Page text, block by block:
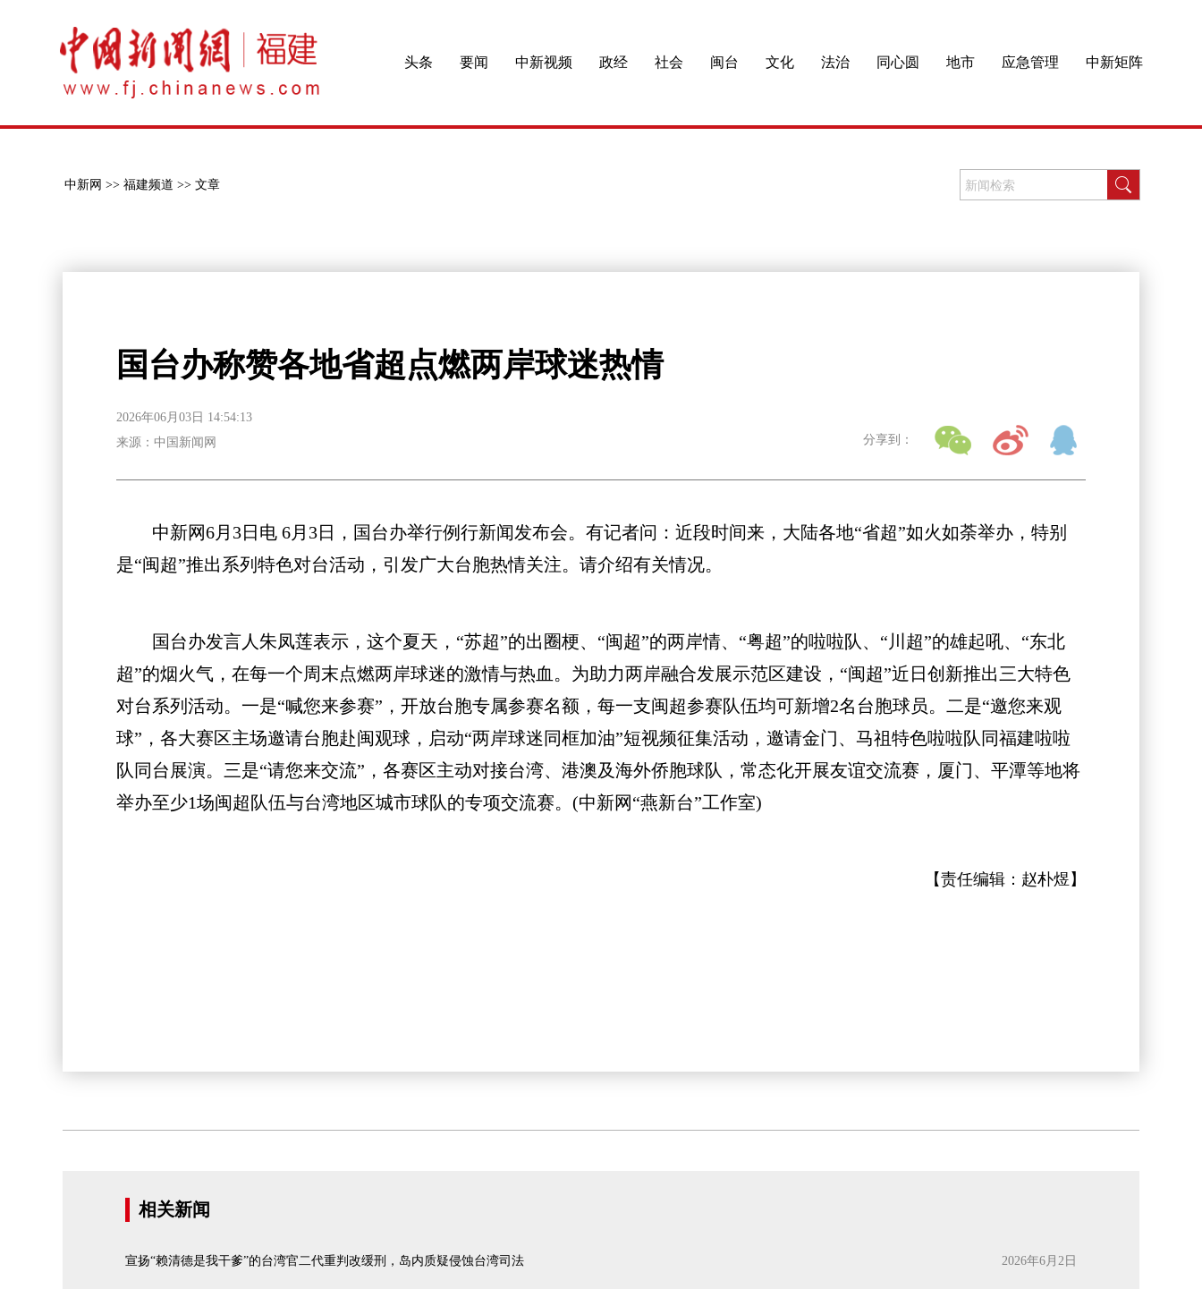
头条 要闻 中新视频 政经 社会 闽台 文化 法治 同心圆 地市 应急管理 中新矩阵
中新网 >> 福建频道 >> 文章
国台办称赞各地省超点燃两岸球迷热情
2026年06月03日 14:54:13
来源：中国新闻网
分享到：
中新网6月3日电 6月3日，国台办举行例行新闻发布会。有记者问：近段时间来，大陆各地“省超”如火如荼举办，特别
是“闽超”推出系列特色对台活动，引发广大台胞热情关注。请介绍有关情况。
国台办发言人朱凤莲表示，这个夏天，“苏超”的出圈梗、“闽超”的两岸情、“粤超”的啦啦队、“川超”的雄起吼、“东北
超”的烟火气，在每一个周末点燃两岸球迷的激情与热血。为助力两岸融合发展示范区建设，“闽超”近日创新推出三大特色
对台系列活动。一是“喊您来参赛”，开放台胞专属参赛名额，每一支闽超参赛队伍均可新增2名台胞球员。二是“邀您来观
球”，各大赛区主场邀请台胞赴闽观球，启动“两岸球迷同框加油”短视频征集活动，邀请金门、马祖特色啦啦队同福建啦啦
队同台展演。三是“请您来交流”，各赛区主动对接台湾、港澳及海外侨胞球队，常态化开展友谊交流赛，厦门、平潭等地将
举办至少1场闽超队伍与台湾地区城市球队的专项交流赛。(中新网“燕新台”工作室)
【责任编辑： 赵朴煜 】
相关新闻
宣扬“赖清德是我干爹”的台湾官二代重判改缓刑，岛内质疑侵蚀台湾司法 2026年6月2日